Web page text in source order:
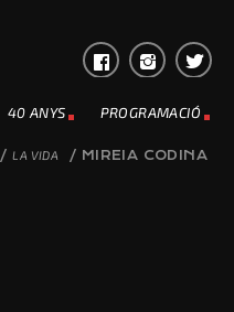
40 ANYS PROGRAMACIÓ
/ LA VIDA / MIREIA CODINA